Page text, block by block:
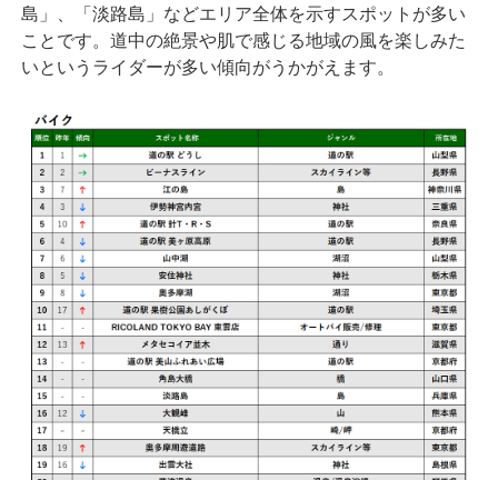
島」、「淡路島」などエリア全体を示すスポットが多い
ことです。道中の絶景や肌で感じる地域の風を楽しみた
いというライダーが多い傾向がうかがえます。